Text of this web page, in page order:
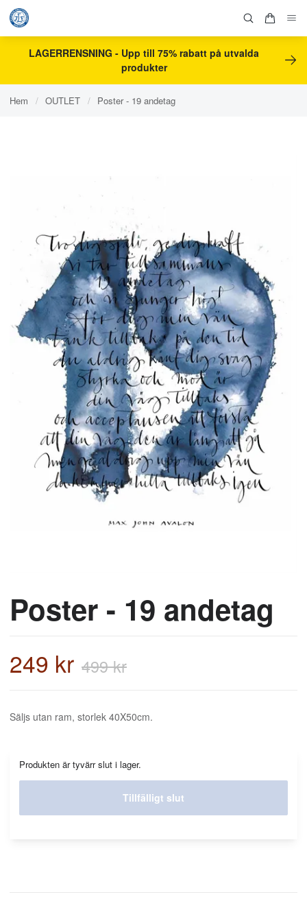
LAGERRENSNING - Upp till 75% rabatt på utvalda
produkter
Hem / OUTLET / Poster - 19 andetag
Poster - 19 andetag
249 kr 499 kr
Säljs utan ram, storlek 40X50cm.
Produkten är tyvärr slut i lager.
Tillfälligt slut